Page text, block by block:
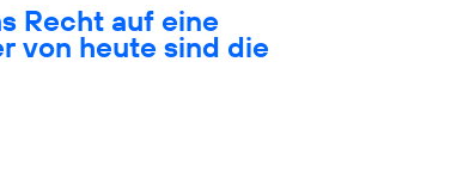
Recht auf eine
von heute sind die